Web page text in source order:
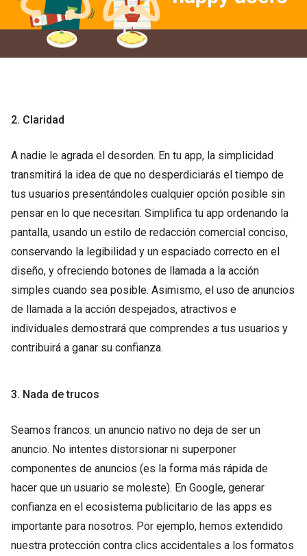
2. Claridad
A nadie le agrada el desorden. En tu app, la simplicidad
transmitirá la idea de que no desperdiciarás el tiempo de
tus usuarios presentándoles cualquier opción posible sin
pensar en lo que necesitan. Simplifica tu app ordenando la
pantalla, usando un estilo de redacción comercial conciso,
conservando la legibilidad y un espaciado correcto en el
diseño, y ofreciendo botones de llamada a la acción
simples cuando sea posible. Asimismo, el uso de anuncios
de llamada a la acción despejados, atractivos e
individuales demostrará que comprendes a tus usuarios y
contribuirá a ganar su confianza.
3. Nada de trucos
Seamos francos: un anuncio nativo no deja de ser un
anuncio. No intentes distorsionar ni superponer
componentes de anuncios (es la forma más rápida de
hacer que un usuario se moleste). En Google, generar
confianza en el ecosistema publicitario de las apps es
importante para nosotros. Por ejemplo, hemos extendido
nuestra protección contra clics accidentales a los formatos